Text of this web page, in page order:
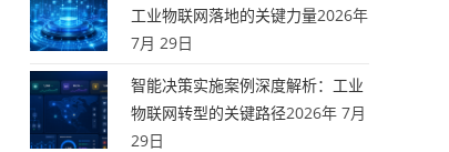
工业物联网落地的关键力量2026年
7月 29日
智能决策实施案例深度解析：工业
物联网转型的关键路径2026年 7月
29日